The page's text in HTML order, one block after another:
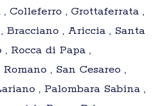
Colleferro , Grottaferrata ,
Bracciano , Ariccia , Santa
Rocca di Papa ,
, San Cesareo ,
, Palombara Sabina ,